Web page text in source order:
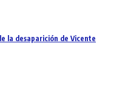
la desaparición de Vicente